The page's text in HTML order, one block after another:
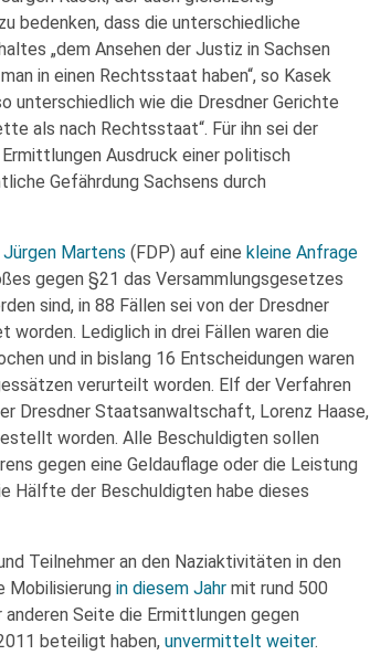
bedenken, dass die unterschiedliche
„dem Ansehen der Justiz in Sachsen
in einen Rechtsstaat haben“, so Kasek
unterschiedlich wie die Dresdner Gerichte
als nach Rechtsstaat“. Für ihn sei der
Ausdruck einer politisch
Gefährdung Sachsens durch
Jürgen Martens (FDP) auf eine kleine Anfrage
gegen §21 das Versammlungsgesetzes
sind, in 88 Fällen sei von der Dresdner
Lediglich in drei Fällen waren die
und in bislang 16 Entscheidungen waren
verurteilt worden. Elf der Verfahren
Dresdner Staatsanwaltschaft, Lorenz Haase,
worden. Alle Beschuldigten sollen
gegen eine Geldauflage oder die Leistung
Hälfte der Beschuldigten habe dieses
Teilnehmer an den Naziaktivitäten in den
Mobilisierung in diesem Jahr mit rund 500
Seite die Ermittlungen gegen
beteiligt haben, unvermittelt weiter.